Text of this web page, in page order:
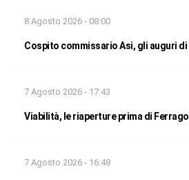
8 Agosto 2026 - 08:00
Cospito commissario Asi, gli auguri di
7 Agosto 2026 - 17:43
Viabilità, le riaperture prima di
7 Agosto 2026 - 16:48